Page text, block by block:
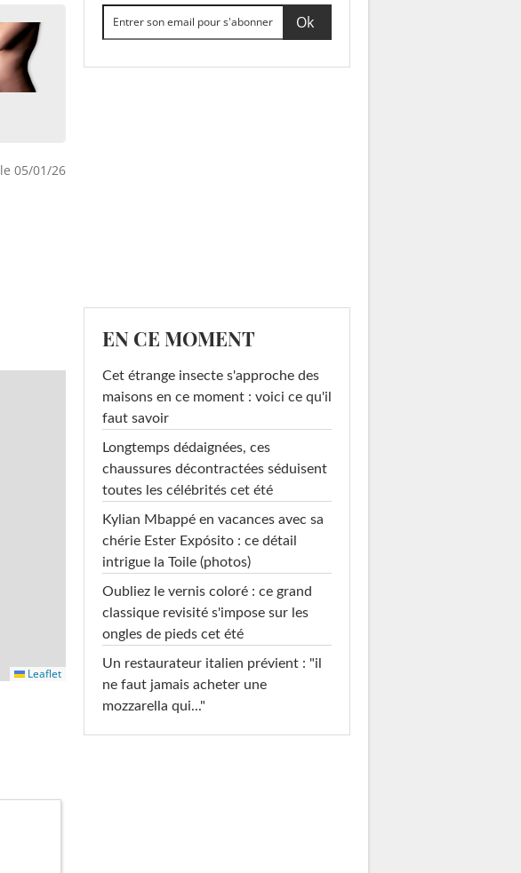
05/01/26
Leaflet
EN CE MOMENT
Cet étrange insecte s'approche des
maisons en ce moment : voici ce qu'il
faut savoir
Longtemps dédaignées, ces
chaussures décontractées séduisent
toutes les célébrités cet été
Kylian Mbappé en vacances avec sa
chérie Ester Expósito : ce détail
intrigue la Toile (photos)
Oubliez le vernis coloré : ce grand
classique revisité s'impose sur les
ongles de pieds cet été
Un restaurateur italien prévient : "il
ne faut jamais acheter une
mozzarella qui..."